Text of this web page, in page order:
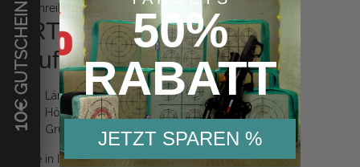
Beschreibung
SRT 3D Tier Tasmanischer
Teufel
Länge:75 cm
Höhe:37 cm
Gruppe:
Group 4
Made in Italy
10
€ GUTSCHEIN
50%
RABATT
JETZT SPAREN %